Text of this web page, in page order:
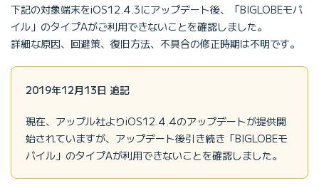
下記の対象端末をiOS12.4.3にアップデート後、「BIGLOBEモバ
イル」のタイプAがご利用できないことを確認しました。
詳細な原因、回避策、復旧方法、不具合の修正時期は不明です。
2019年12月13日 追記
現在、アップル社よりiOS12.4.4のアップデートが提供開
始されていますが、アップデート後引き続き「BIGLOBEモ
バイル」のタイプAが利用できないことを確認しました。